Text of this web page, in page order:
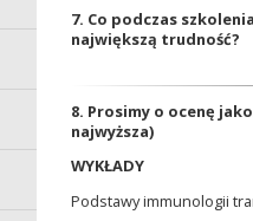
7. Co podczas
największą trudność?
8. Prosimy o ocenę
najwyższa)
WYKŁADY
Podstawy immunologii